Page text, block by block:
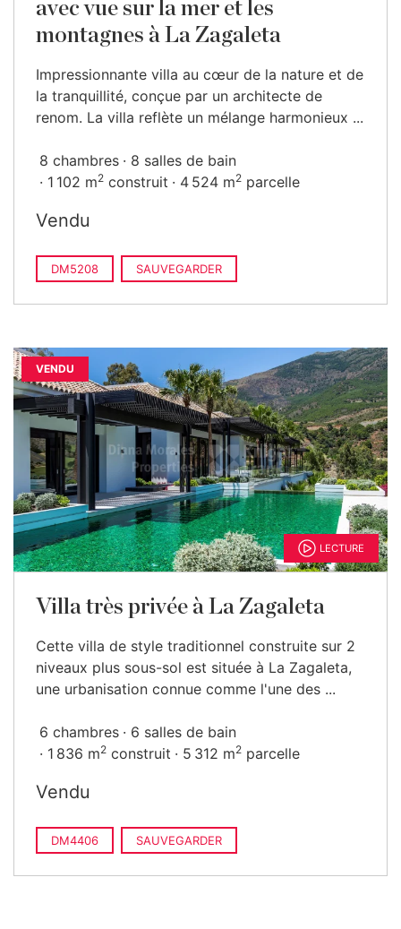
avec vue sur la mer et les
montagnes à La Zagaleta
Impressionnante villa au cœur de la nature et de
la tranquillité, conçue par un architecte de
renom. La villa reflète un mélange harmonieux ...
8 chambres
8 salles de bain
1 102 m2 construit 4 524 m2 parcelle
Vendu
DM5208 SAUVEGARDER
VENDU
LECTURE
Villa très privée à La Zagaleta
Cette villa de style traditionnel construite sur 2
niveaux plus sous-sol est située à La Zagaleta,
une urbanisation connue comme l'une des ...
6 chambres
6 salles de bain
1 836 m2 construit 5 312 m2 parcelle
Vendu
DM4406 SAUVEGARDER